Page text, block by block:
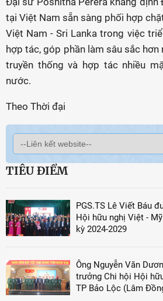
tại Việt Nam sẵn sàng phối hợp
Việt Nam - Sri Lanka trong việc
hợp tác, góp phần làm sâu sắc hơn
truyền thống và hợp tác nhiều
nước.
Theo Thời đại
TIÊU ĐIỂM
PGS.TS Lê Viết Báu
Hội hữu nghị Việt -
kỳ 2024-2029
Ông Nguyễn Văn
trưởng Chi hội Hội
TP Bảo Lộc (Lâm